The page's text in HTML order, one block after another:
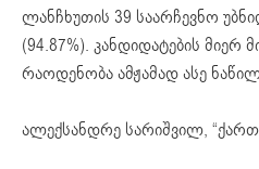
ლანჩხუთის 39 საარჩევნო
(94.87%). კანდიდატების მიერ
რაოდენობა ამჟამად ასე
ალექსანდრე სარიშვილ,